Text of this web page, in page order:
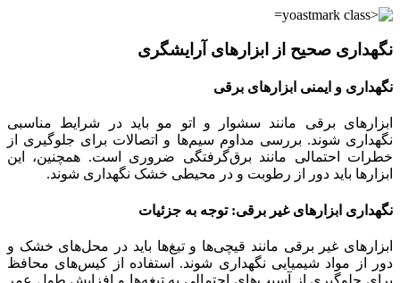
نگهداری صحیح از ابزارهای آرایشگری
نگهداری و ایمنی ابزارهای برقی
ابزارهای برقی مانند سشوار و اتو مو باید در شرایط مناسبی
نگهداری شوند. بررسی مداوم سیم‌ها و اتصالات برای جلوگیری از
خطرات احتمالی مانند برق‌گرفتگی ضروری است. همچنین، این
ابزارها باید دور از رطوبت و در محیطی خشک نگهداری شوند.
نگهداری ابزارهای غیر برقی: توجه به جزئیات
ابزارهای غیر برقی مانند قیچی‌ها و تیغ‌ها باید در محل‌های خشک و
دور از مواد شیمیایی نگهداری شوند. استفاده از کیس‌های محافظ
برای جلوگیری از آسیب‌های احتمالی به تیغه‌ها و افزایش طول عمر